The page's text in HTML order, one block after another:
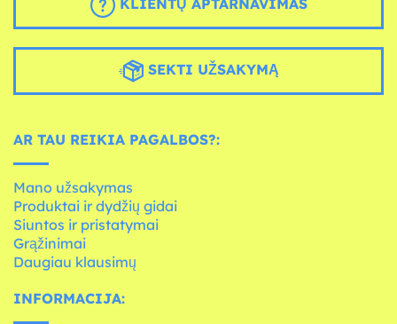
SEKTI UŽSAKYMĄ
AR TAU REIKIA PAGALBOS?:
Mano užsakymas
Produktai ir dydžių gidai
Siuntos ir pristatymai
Grąžinimai
Daugiau klausimų
INFORMACIJA: